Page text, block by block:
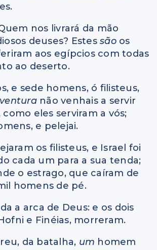
nos livrará da mão
deuses? Estes são os
aos egípcios com todas
ao deserto.
e sede homens, ó filisteus,
não venhais a servir
eles serviram a vós;
e pelejai.
os filisteus, e Israel foi
cada um para a sua tenda;
o estrago, que caíram de
homens de pé.
a arca de Deus: e os dois
e Finéias, morreram.
da batalha, um homem